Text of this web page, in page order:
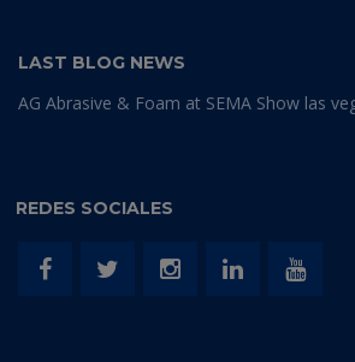
LAST BLOG NEWS
AG Abrasive & Foam at SEMA Show las
REDES SOCIALES